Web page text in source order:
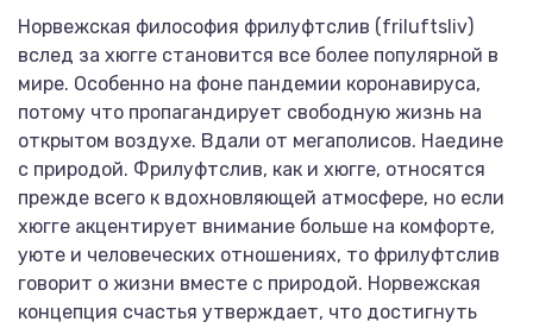
Норвежская философия фрилуфтслив (friluftsliv)
вслед за хюгге становится все более популярной в
мире. Особенно на фоне пандемии коронавируса,
потому что пропагандирует свободную жизнь на
открытом воздухе. Вдали от мегаполисов. Наедине
с природой. Фрилуфтслив, как и хюгге, относятся
прежде всего к вдохновляющей атмосфере, но если
хюгге акцентирует внимание больше на комфорте,
уюте и человеческих отношениях, то фрилуфтслив
говорит о жизни вместе с природой. Норвежская
концепция счастья утверждает, что достигнуть